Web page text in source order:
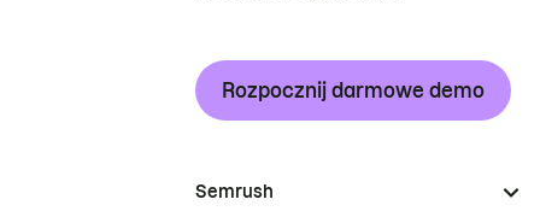
Rozpocznij darmowe demo
Semrush